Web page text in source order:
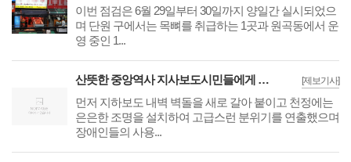
이번 점검은 6월 29일부터 30일까지 양일간 실시되었으
며 단원 구에서는 목뼈를 취급하는 1곳과 원곡동에서 운
영 중인 1...
[제보기사]
산뜻한 중앙역사 지사보도시민들에게 새롭게 단장
먼저 지하보도 내벽 벽돌을 새로 갈아 붙이고 천정에는
은은한 조명을 설치하여 고급스런 분위기를 연출했으며
장애인들의 사용...